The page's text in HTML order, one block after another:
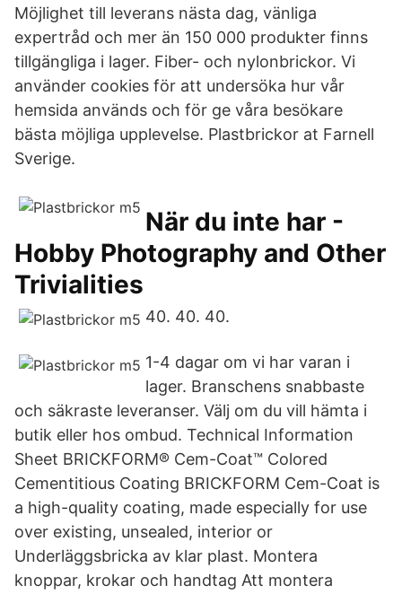
Möjlighet till leverans nästa dag, vänliga
expertråd och mer än 150 000 produkter finns
tillgängliga i lager. Fiber- och nylonbrickor. Vi
använder cookies för att undersöka hur vår
hemsida används och för ge våra besökare
bästa möjliga upplevelse. Plastbrickor at Farnell
Sverige.
När du inte har -
Hobby Photography and Other
Trivialities
40. 40. 40.
1-4 dagar om vi har varan i
lager. Branschens snabbaste
och säkraste leveranser. Välj om du vill hämta i
butik eller hos ombud. Technical Information
Sheet BRICKFORM® Cem-Coat™ Colored
Cementitious Coating BRICKFORM Cem-Coat is
a high-quality coating, made especially for use
over existing, unsealed, interior or
Underläggsbricka av klar plast. Montera
knoppar, krokar och handtag Att montera